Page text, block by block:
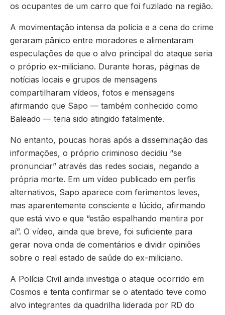
os ocupantes de um carro que foi fuzilado na região.
A movimentação intensa da polícia e a cena do crime
geraram pânico entre moradores e alimentaram
especulações de que o alvo principal do ataque seria
o próprio ex-miliciano. Durante horas, páginas de
notícias locais e grupos de mensagens
compartilharam vídeos, fotos e mensagens
afirmando que Sapo — também conhecido como
Baleado — teria sido atingido fatalmente.
No entanto, poucas horas após a disseminação das
informações, o próprio criminoso decidiu “se
pronunciar” através das redes sociais, negando a
própria morte. Em um vídeo publicado em perfis
alternativos, Sapo aparece com ferimentos leves,
mas aparentemente consciente e lúcido, afirmando
que está vivo e que “estão espalhando mentira por
aí”. O vídeo, ainda que breve, foi suficiente para
gerar nova onda de comentários e dividir opiniões
sobre o real estado de saúde do ex-miliciano.
A Polícia Civil ainda investiga o ataque ocorrido em
Cosmos e tenta confirmar se o atentado teve como
alvo integrantes da quadrilha liderada por RD do